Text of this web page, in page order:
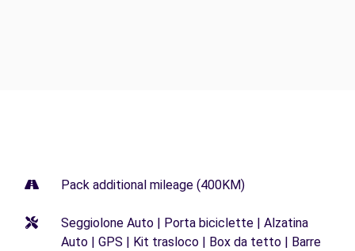
Pack additional mileage (400KM)
Seggiolone Auto | Porta biciclette | Alzatina
Auto | GPS | Kit trasloco | Box da tetto | Barre